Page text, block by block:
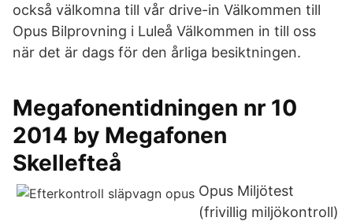
också välkomna till vår drive-in Välkommen till
Opus Bilprovning i Luleå Välkommen in till oss
när det är dags för den årliga besiktningen.
Megafonentidningen nr 10
2014 by Megafonen
Skellefteå
Opus Miljötest
(frivillig miljökontroll)